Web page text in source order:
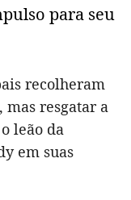
para seu
recolheram
mas resgatar a
leão da
em suas